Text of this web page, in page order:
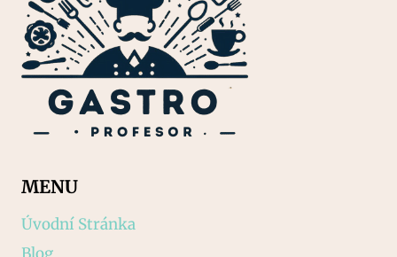
MENU
Úvodní Stránka